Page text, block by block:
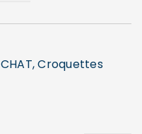
CHAT,Croquettes